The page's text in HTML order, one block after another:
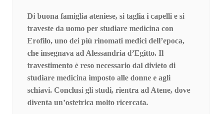
Di buona famiglia ateniese, si taglia i capelli e si
traveste da uomo per studiare medicina con
Erofilo, uno dei più rinomati medici dell’epoca,
che insegnava ad Alessandria d’Egitto. Il
travestimento è reso necessario dal divieto di
studiare medicina imposto alle donne e agli
schiavi. Conclusi gli studi, rientra ad Atene, dove
diventa un’ostetrica molto ricercata.